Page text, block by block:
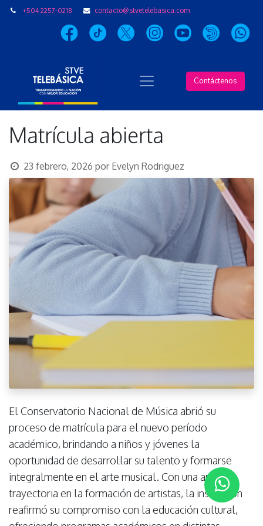
+504 2257-0218 contacto@stvetelebasica.com
Contáctenos
Matrícula abierta
23 febrero, 2026 por Evelyn Rodriguez
El Conservatorio Nacional de Música abrió su
proceso de matrícula para el nuevo período
académico, brindando a niños y jóvenes la
oportunidad de desarrollar su talento y formarse
integralmente en el arte musical. Con una amplia
trayectoria en la formación de artistas, la institución
reafirmó su compromiso con la educación cultural,